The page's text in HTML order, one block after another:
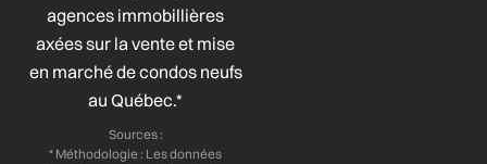
agences immobillières
axées sur la vente et mise
en marché de condos neufs
au Québec.*
Sources :
* Méthodologie : Les données